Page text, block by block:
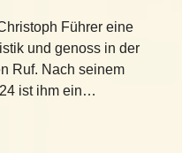
Führer eine
und genoss in der
Ruf. Nach seinem
ist ihm ein…